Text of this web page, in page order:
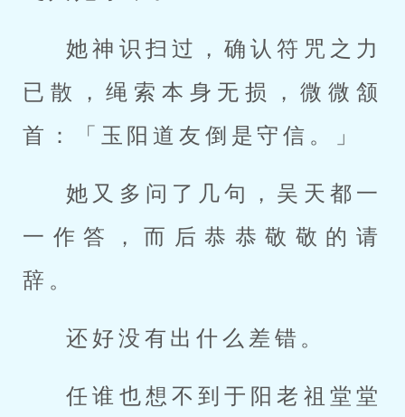
她神识扫过，确认符咒之力
已散，绳索本身无损，微微颔
首：「玉阳道友倒是守信。」
她又多问了几句，吴天都一
一作答，而后恭恭敬敬的请
辞。
还好没有出什么差错。
任谁也想不到于阳老祖堂堂